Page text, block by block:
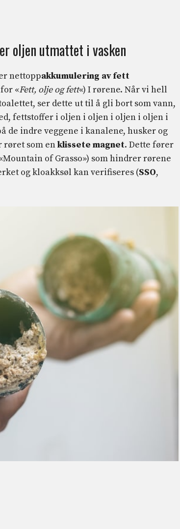
oljen utmattet i vasken
nettoppakkumulering av fett
«Fett, olje og fett«) I rørene. Når vi hell
ser dette ut til å gli bort som vann,
fettstoffer i oljen i oljen i oljen i oljen i
de indre veggene i kanalene, husker og
røret som enklissete magnet. Dette fører
of Grasso») som hindrer rørene
og kloakksøl kan verifiseres (SSO,